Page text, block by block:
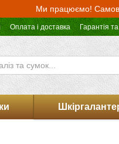
Ми працюємо!
Оплата і доставка Гарантія